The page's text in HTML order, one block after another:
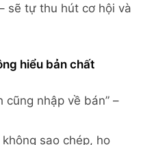
sẽ tự thu hút cơ hội và
hiểu bản chất
cũng nhập về bán” –
sao chép, họ